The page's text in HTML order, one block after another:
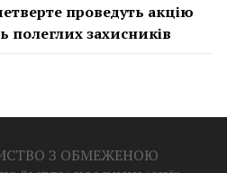
проведуть акцію
полеглих захисників
З ОБМЕЖЕНОЮ